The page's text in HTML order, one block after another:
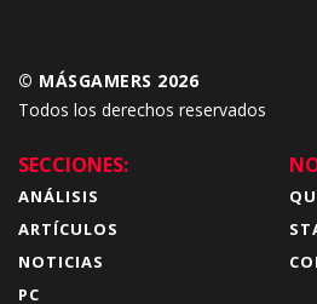
© MÁSGAMERS 2026
Todos los derechos reservados
SECCIONES:
ANÁLISIS
ARTÍCULOS
NOTICIAS
PC